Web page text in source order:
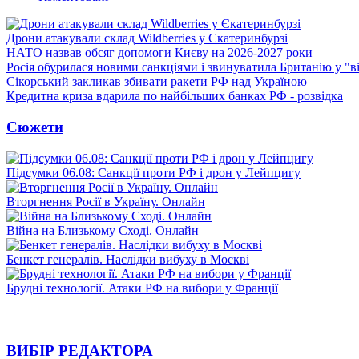
Дрони атакували склад Wildberries у Єкатеринбурзі
НАТО назвав обсяг допомоги Києву на 2026-2027 роки
Росія обурилася новими санкціями і звинуватила Британію у
Сікорський закликав збивати ракети РФ над Україною
Кредитна криза вдарила по найбільших банках РФ - розвідка
Сюжети
Підсумки 06.08: Санкції проти РФ і дрон у Лейпцигу
Вторгнення Росії в Україну. Онлайн
Війна на Близькому Сході. Онлайн
Бенкет генералів. Наслідки вибуху в Москві
Брудні технології. Атаки РФ на вибори у Франції
ВИБІР РЕДАКТОРА